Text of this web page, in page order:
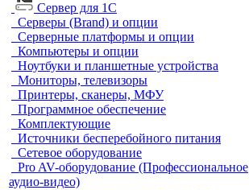
Сервер для 1С
Серверы (Brand) и опции
Серверные платформы и опции
Компьютеры и опции
Ноутбуки и планшетные устройства
Мониторы, телевизоры
Принтеры, сканеры, МФУ
Программное обеспечение
Комплектующие
Источники бесперебойного питания
Сетевое оборудование
Pro AV-оборудование (Профессиональное
аудио-видео)